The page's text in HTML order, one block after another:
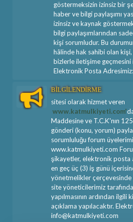
göstermeksizin izinsiz bir
haber ve bilgi paylaşımı
izinsiz ve kaynak
bilgi paylaşımlarından
kişi sorumludur. Bu
hâlinde hak sahibi olan
bizlerle iletişime
Elektronik Posta
BİLGİLENDİRME
sitesi olarak hizmet veren
www.katmulkiyeti.com'
Maddesine ve T.C.K'nın
gönderi (konu, yorum)
sorumluluğu forum
www.katmulkiyeti.com
şikayetler, elektronik posta
en geç üç (3) iş günü
yönetmelikler çerçevesinde
site yöneticilerimiz
yapılmasının ardından ilgili
açıklama yapılacaktır.
info@katmulkiyeti.com